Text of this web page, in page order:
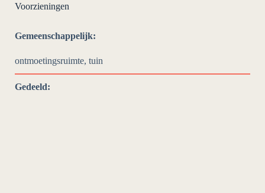
Voorzieningen
Gemeenschappelijk:
ontmoetingsruimte, tuin
Gedeeld: